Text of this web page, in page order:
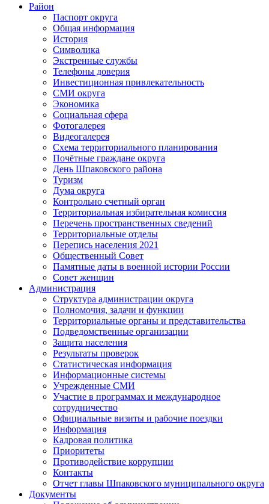
Район
Паспорт округа
Общая информация
История
Символика
Экстренные службы
Телефоны доверия
Инвестиционная привлекательность
СМИ округа
Экономика
Социальная сфера
Фотогалерея
Видеогалерея
Схема территориального планирования
Почётные граждане округа
День Шпаковского района
Туризм
Дума округа
Контрольно счетный орган
Территориальная избирательная комиссия
Перечень пространственных сведений
Территориальные отделы
Перепись населения 2021
Общественный Совет
Памятные даты в военной истории России
Совет женщин
Администрация
Структура администрации округа
Полномочия, задачи и функции
Территориальные органы и представительства
Подведомственные организации
Защита населения
Результаты проверок
Статистическая информация
Информационные системы
Учрежденные СМИ
Участие в программах и международное
сотрудничество
Официальные визиты и рабочие поездки
Информация
Кадровая политика
Приоритеты
Противодействие коррупции
Контакты
Отчет главы Шпаковского муниципального округа
Документы